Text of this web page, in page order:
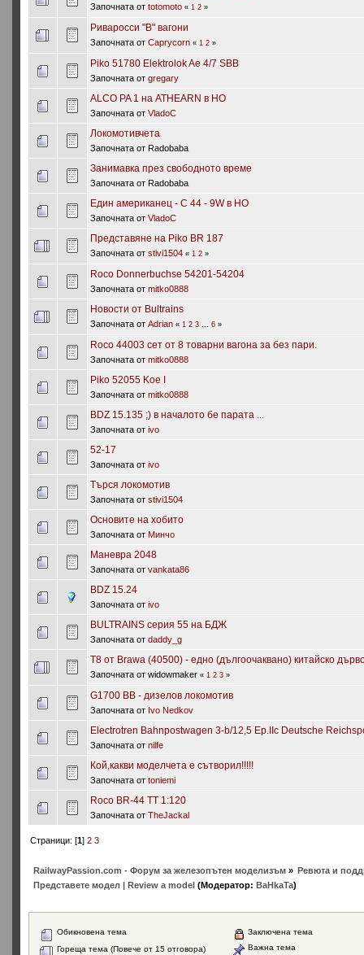
Започната от totomoto « 1 2»
Риваросси "В" вагони
Започната от Сaprycorn « 1 2»
Piko 51780 Elektrolok Ae 4/7 SBB
Започната от gregary
ALCO PA 1 на ATHEARN в HO
Започната от VladoC
Локомотивчета
Започната от Radobaba
Занимавка през свободното време
Започната от Radobaba
Един американец - C 44 - 9W в HO
Започната от VladoC
Представяне на Piko BR 187
Започната от stivi1504 « 1 2»
Roco Donnerbuchse 54201-54204
Започната от mitko0888
Новости от Bultrains
Започната от Adrian « 1 2 3 6»
Roco 44003 сет от 8 товарни вагона за без пари.
Започната от mitko0888
Piko 52055 Koe I
Започната от mitko0888
BDZ 15.135 ;) в началото бе парата ...
Започната от ivo
52-17
Започната от ivo
Търся локомотив
Започната от stivi1504
Основите на хобито
Започната от Минчо
Маневра 2048
Започната от vankata86
BDZ 15.24
Започната от ivo
BULTRAINS серия 55 на БДЖ
Започната от daddy_g
T8 от Brawa (40500) - едно (дългоочаквано) китайско
Започната от widowmaker « 1 2 3»
G1700 BB - дизелов локомотив
Започната от Ivo Nedkov
Electrotren Bahnpostwagen 3-b/12,5 Ep.IIc Deutsche
Започната от nilfe
Кой,какви моделчета е сътворил!!!!!
Започната от toniemi
Roco BR-44 TT 1:120
Започната от TheJackal
Страници: [1] 2 3
RailwayPassion.com - Форум за железопътен моделизъм» Ревюта и
Представете модел | Review a model(Модератор: BaHkaTa)
Обикновена тема
Гореща тема (Повече от 15 отговора)
Заключена тема
Важна тема